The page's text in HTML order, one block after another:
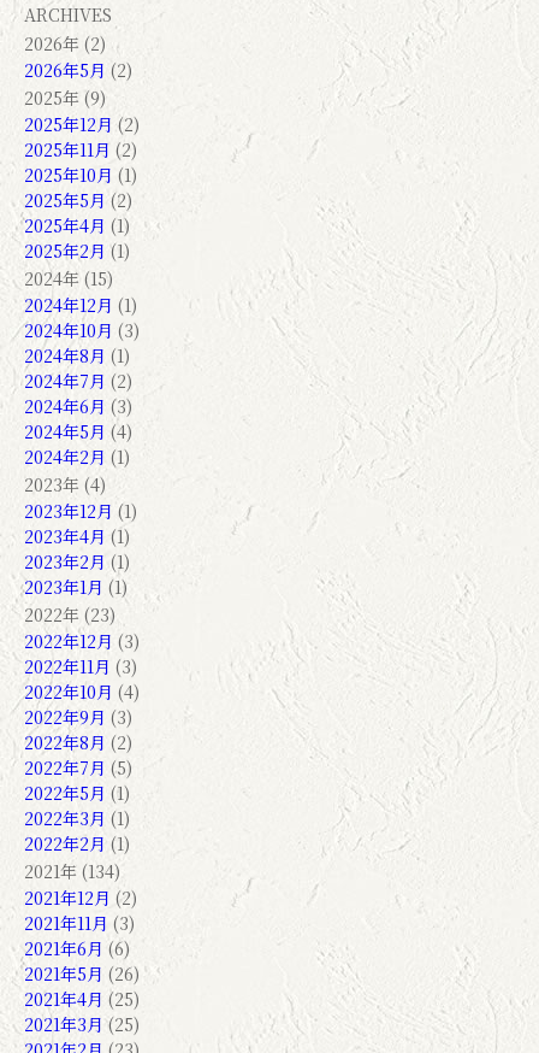
ARCHIVES
2026年 (2)
2026年5月 (2)
2025年 (9)
2025年12月 (2)
2025年11月 (2)
2025年10月 (1)
2025年5月 (2)
2025年4月 (1)
2025年2月 (1)
2024年 (15)
2024年12月 (1)
2024年10月 (3)
2024年8月 (1)
2024年7月 (2)
2024年6月 (3)
2024年5月 (4)
2024年2月 (1)
2023年 (4)
2023年12月 (1)
2023年4月 (1)
2023年2月 (1)
2023年1月 (1)
2022年 (23)
2022年12月 (3)
2022年11月 (3)
2022年10月 (4)
2022年9月 (3)
2022年8月 (2)
2022年7月 (5)
2022年5月 (1)
2022年3月 (1)
2022年2月 (1)
2021年 (134)
2021年12月 (2)
2021年11月 (3)
2021年6月 (6)
2021年5月 (26)
2021年4月 (25)
2021年3月 (25)